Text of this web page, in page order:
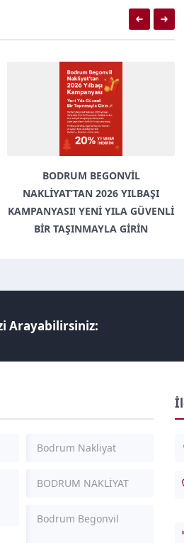
BEGONVIL
2026 YILBAŞI
YENI YILA GÜVENLI
TAŞINMAYLA GIRIN
Arayabilirsiniz:
Bodrum Nakliyat
BODRUM NAKLİYAT
Bodrum Begonvil